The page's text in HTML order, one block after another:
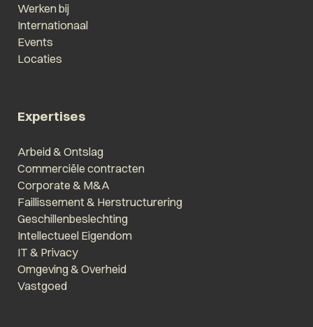
Werken bij
Internationaal
Events
Locaties
Expertises
Arbeid & Ontslag
Commerciële contracten
Corporate & M&A
Faillissement & Herstructurering
Geschillenbeslechting
Intellectueel Eigendom
IT & Privacy
Omgeving & Overheid
Vastgoed